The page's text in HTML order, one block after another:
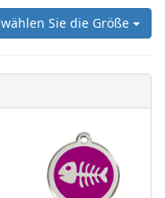
wählen Sie die Größe